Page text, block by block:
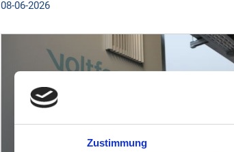
Zustimmung
08-06-2026